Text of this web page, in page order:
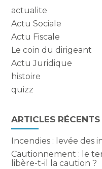
actualite
Actu Sociale
Actu Fiscale
Le coin du dirigeant
Actu Juridique
histoire
quizz
ARTICLES RÉCENTS
Incendies : levée des
Cautionnement : le
libère-t-il la caution ?